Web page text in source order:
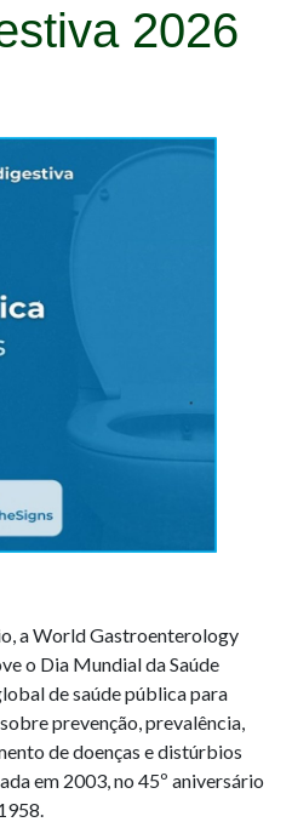
2026
a World Gastroenterology
o Dia Mundial da Saúde
de saúde pública para
prevenção, prevalência,
de doenças e distúrbios
em 2003, no 45º aniversário